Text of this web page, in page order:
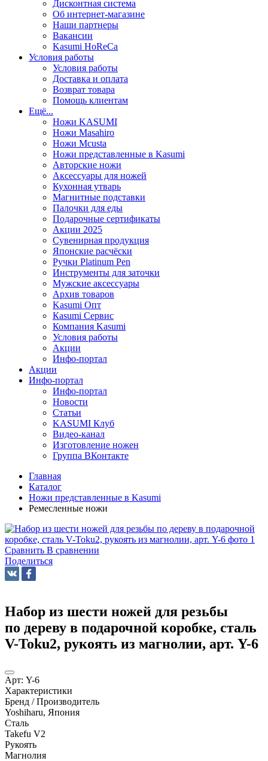
Дисконтная система
Об интернет-магазине
Наши партнеры
Вакансии
Kasumi HoReCa
Условия работы
Условия работы
Доставка и оплата
Возврат товара
Помощь клиентам
Ещё...
Ножи KASUMI
Ножи Masahiro
Ножи Mcusta
Ножи представленные в Kasumi
Авторские ножи
Аксессуары для ножей
Кухонная утварь
Магнитные подставки
Палочки для еды
Подарочные сертификаты
Акции 2025
Сувенирная продукция
Японские расчёски
Ручки Platinum Pen
Инструменты для заточки
Мужские аксессуары
Архив товаров
Kasumi Опт
Кasumi Сервис
Компания Kasumi
Условия работы
Акции
Инфо-портал
Акции
Инфо-портал
Инфо-портал
Новости
Статьи
KASUMI Клуб
Видео-канал
Изготовление ножен
Группа ВКонтакте
Главная
Каталог
Ножи представленные в Kasumi
Ремесленные ножи
Сравнить В сравнении
Поделиться
Набор из шести ножей для резьбы
по дереву в подарочной коробке, сталь
V-Toku2, рукоять из магнолии, арт. Y-6
Арт: Y-6
Характеристики
Бренд / Производитель
Yoshiharu, Япония
Сталь
Takefu V2
Рукоять
Магнолия